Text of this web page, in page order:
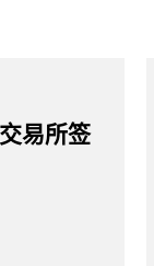
易所签